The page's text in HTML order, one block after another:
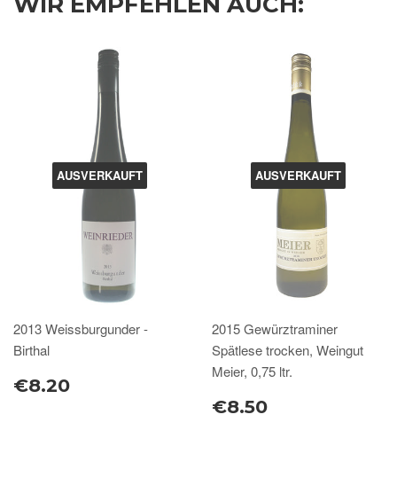
AUSVERKAUFT
2013 Weissburgunder -
Birthal
€8.20
AUSVERKAUFT
2015 Gewürztraminer
Spätlese trocken, Weingut
Meier, 0,75 ltr.
€8.50